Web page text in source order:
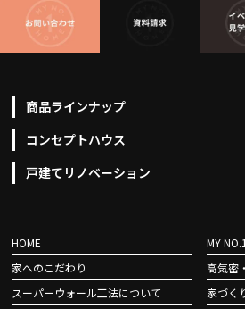
商品ラインナップ
コンセプトハウス
戸建てリノベーション
HOME
MY
家へのこだわり
高気密
スーパーウォール工法について
家づく